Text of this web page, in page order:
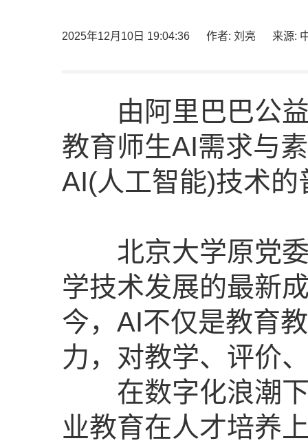
2025年12月10日 19:04:36 作者: 刘亮 来源:
由阿里巴巴公益
教育师生AI需求与
AI(人工智能)技术
北京大学原党委
学技术发展的最新
今，AI不仅是教育
力，对教学、评价
在数字化浪潮下
业教育在人才培养